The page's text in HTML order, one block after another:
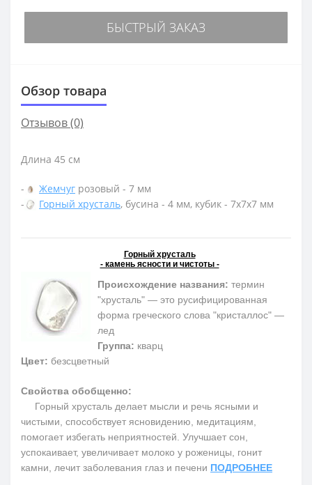
БЫСТРЫЙ ЗАКАЗ
Обзор товара
Отзывов (0)
Длина 45 см
- Жемчуг розовый - 7 мм
-
Горный хрусталь, бусина - 4 мм, кубик - 7х7х7 мм
Горный хрусталь
- камень ясности и чистоты -
Происхождение названия: термин
"хрусталь" — это русифицированная
форма греческого слова "кристаллос" —
лед
Группа: кварц
Цвет: безсцветный
Свойства обобщенно:
Горный хрусталь делает мысли и речь ясными и
чистыми, способствует ясновидению, медитациям,
помогает избегать неприятностей. Улучшает сон,
успокаивает, увеличивает молоко у роженицы, гонит
камни, лечит заболевания глаз и печени ПОДРОБНЕЕ